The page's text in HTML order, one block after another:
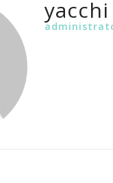
yacchi